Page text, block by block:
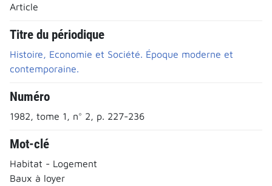
Article
Titre du périodique
Histoire, Economie et Société. Époque moderne et
contemporaine.
Numéro
1982, tome 1, n° 2, p. 227-236
Mot-clé
Habitat - Logement
Baux à loyer